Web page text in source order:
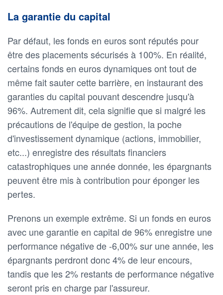
La garantie du capital
Par défaut, les fonds en euros sont réputés pour
être des placements sécurisés à 100%. En réalité,
certains fonds en euros dynamiques ont tout de
même fait sauter cette barrière, en instaurant des
garanties du capital pouvant descendre jusqu'à
96%. Autrement dit, cela signifie que si malgré les
précautions de l'équipe de gestion, la poche
d'investissement dynamique (actions, immobilier,
etc...) enregistre des résultats financiers
catastrophiques une année donnée, les épargnants
peuvent être mis à contribution pour éponger les
pertes.
Prenons un exemple extrême. Si un fonds en euros
avec une garantie en capital de 96% enregistre une
performance négative de -6,00% sur une année, les
épargnants perdront donc 4% de leur encours,
tandis que les 2% restants de performance négative
seront pris en charge par l'assureur.